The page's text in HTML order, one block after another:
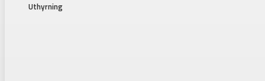
Uthyrning